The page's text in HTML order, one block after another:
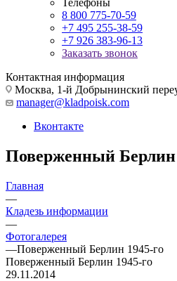
Телефоны
8 800 775-70-59
+7 495 255-38-59
+7 926 383-96-13
Заказать звонок
Контактная информация
Москва, 1-й Добрынинский
manager@kladpoisk.com
Вконтакте
Поверженный Берлин
Главная
—
Кладезь информации
—
Фотогалерея
—Поверженный Берлин 1945-го
Поверженный Берлин 1945-го
29.11.2014